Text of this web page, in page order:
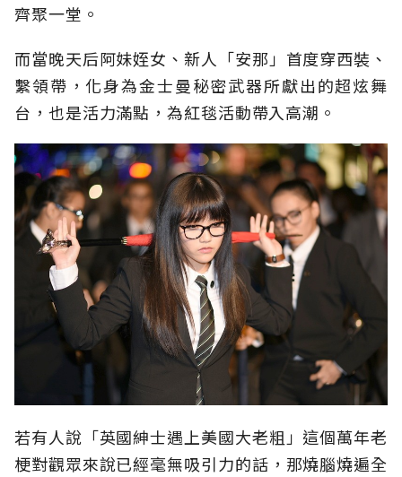
齊聚一堂。
而當晚天后阿妹姪女、新人「安那」首度穿西裝、
繫領帶，化身為金士曼秘密武器所獻出的超炫舞
台，也是活力滿點，為紅毯活動帶入高潮。
若有人說「英國紳士遇上美國大老粗」這個萬年老
梗對觀眾來說已經毫無吸引力的話，那燒腦燒遍全